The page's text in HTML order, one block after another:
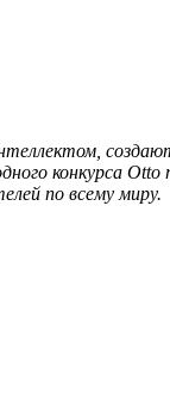
конкурса
по всему миру.